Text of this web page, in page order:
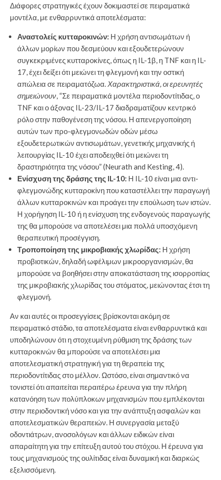
Διάφορες στρατηγικές έχουν δοκιμαστεί σε πειραματικά
μοντέλα, με ενθαρρυντικά αποτελέσματα:
Αναστολείς κυτταροκινών: Η χρήση αντισωμάτων ή
άλλων μορίων που δεσμεύουν και εξουδετερώνουν
συγκεκριμένες κυτταροκίνες, όπως η IL-1β, η TNF και η IL-
17, έχει δείξει ότι μειώνει τη φλεγμονή και την οστική
απώλεια σε πειραματόζωα.Χαρακτηριστικά, οι ερευνητές
σημειώνουν, “Σε πειραματικά μοντέλα περιοδοντίτιδας, ο
TNF και ο άξονας IL-23/IL-17 διαδραματίζουν κεντρικό
ρόλο στην παθογένεση της νόσου. Η απενεργοποίηση
αυτών των προ-φλεγμονωδών οδών μέσω
εξουδετερωτικών αντισωμάτων, γενετικής μηχανικής ή
λειτουργίας IL-10 έχει αποδειχθεί ότι μειώνει τη
δραστηριότητα της νόσου” (Neurath and Kesting, 4).
Ενίσχυση της δράσης της IL-10: Η IL-10 είναι μια αντι-
φλεγμονώδης κυτταροκίνη που καταστέλλει την παραγωγή
άλλων κυτταροκινών και προάγει την επούλωση των ιστών.
Η χορήγηση IL-10 ή η ενίσχυση της ενδογενούς παραγωγής
της θα μπορούσε να αποτελέσει μια πολλά υποσχόμενη
θεραπευτική προσέγγιση.
Τροποποίηση της μικροβιακής χλωρίδας: Η χρήση
προβιοτικών, δηλαδή ωφέλιμων μικροοργανισμών, θα
μπορούσε να βοηθήσει στην αποκατάσταση της ισορροπίας
της μικροβιακής χλωρίδας του στόματος, μειώνοντας έτσι τη
φλεγμονή.
Αν και αυτές οι προσεγγίσεις βρίσκονται ακόμη σε
πειραματικό στάδιο, τα αποτελέσματα είναι ενθαρρυντικά και
υποδηλώνουν ότι η στοχευμένη ρύθμιση της δράσης των
κυτταροκινών θα μπορούσε να αποτελέσει μια
αποτελεσματική στρατηγική για τη θεραπεία της
περιοδοντίτιδας στο μέλλον. Ωστόσο, είναι σημαντικό να
τονιστεί ότι απαιτείται περαιτέρω έρευνα για την πλήρη
κατανόηση των πολύπλοκων μηχανισμών που εμπλέκονται
στην περιοδοντική νόσο και για την ανάπτυξη ασφαλών και
αποτελεσματικών θεραπειών. Η συνεργασία μεταξύ
οδοντιάτρων, ανοσολόγων και άλλων ειδικών είναι
απαραίτητη για την επίτευξη αυτού του στόχου. Η έρευνα για
τους μηχανισμούς της ουλίτιδας είναι δυναμική και διαρκώς
εξελισσόμενη.